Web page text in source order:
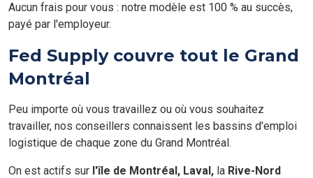
Aucun frais pour vous : notre modèle est 100 % au succès,
payé par l'employeur.
Fed Supply couvre tout le Grand
Montréal
Peu importe où vous travaillez ou où vous souhaitez
travailler, nos conseillers connaissent les bassins d'emploi
logistique de chaque zone du Grand Montréal.
On est actifs sur l'île de Montréal, Laval, la Rive-Nord